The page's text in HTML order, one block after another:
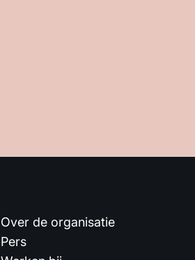
Over de organisatie
Pers